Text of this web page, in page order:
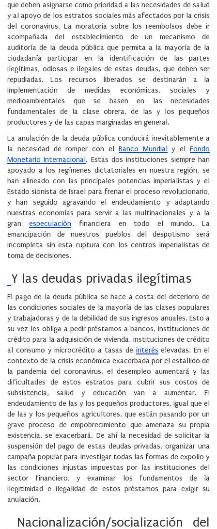
que deben asignarse como prioridad a las necesidades de salud
y al apoyo de los estratos sociales más afectados por la crisis
del coronavirus. La moratoria sobre los reembolsos debe ir
acompañada del establecimiento de un mecanismo de
auditoría de la deuda pública que permita a la mayoría de la
ciudadanía participar en la identificación de las partes
ilegítimas, odiosas e ilegales de estas deudas, que deben ser
repudiadas. Los recursos liberados se destinarán a la
implementación de medidas económicas, sociales y
medioambientales que se basen en las necesidades
fundamentales de la clase obrera, de las y los pequeños
productores y de las capas marginadas en general.
La anulación de la deuda pública conducirá inevitablemente a
la necesidad de romper con el Banco Mundialy elFondo
Monetario Internacional. Estas dos instituciones siempre han
apoyado a los regímenes dictatoriales en nuestra región, se
han alineado con las principales potencias imperialistas y el
Estado sionista de Israel para frenar el proceso revolucionario,
y han seguido agravando el endeudamiento y adaptando
nuestras economías para servir a las multinacionales y a la
gran especulaciónfinanciera en todo el mundo. La
emancipación de nuestros pueblos del despotismo será
incompleta sin esta ruptura con los centros imperialistas de
toma de decisiones.
Y las deudas privadas ilegítimas
El pago de la deuda pública se hace a costa del deterioro de
las condiciones sociales de la mayoría de las clases populares
y trabajadoras y de la debilidad de sus ingresos anuales. Esto a
su vez les obliga a pedir préstamos a bancos, instituciones de
crédito para la adquisición de vivienda, instituciones de crédito
al consumo y microcrédito a tasas de interés elevadas. En el
contexto de la crisis económica exacerbada por el estallido de
la pandemia del coronavirus, el desempleo aumentará y las
dificultades de estos estratos para cubrir sus costos de
subsistencia, salud y educación van a aumentar. El
endeudamiento de las y los pequeños productores, igual que el
de las y los pequeños agricultores, que están pasando por un
grave proceso de empobrecimiento que amenaza su propia
existencia, se exacerbará. De ahí la necesidad de solicitar la
suspensión del pago de estas deudas privadas, organizar una
campaña popular para investigar todas las formas de expolio y
las condiciones injustas impuestas por las instituciones del
sector financiero, y examinar los fundamentos de la
ilegitimidad e ilegalidad de estos préstamos para exigir su
anulación.
Nacionalización/socialización del